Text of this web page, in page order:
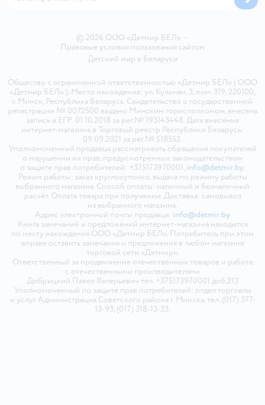
© 2026 ООО «Детмир БЕЛ» •
Правовые условия пользования сайтом
Детский мир в Беларуси
Общество с ограниченной ответственностью «Детмир БЕЛ» ( ООО
«Детмир БЕЛ» ). Место нахождения: ул. Кульман, 3, пом. 319, 220100,
г. Минск, Республика Беларусь. Свидетельство о государственной
регистрации № 0072500 выдано Минским горисполкомом, внесена
запись в ЕГР 01.10.2018 за рег.№ 193143448. Дата внесения
интернет-магазина в Торговый реестр Республики Беларусь:
09.09.2021 за рег.№ 518552.
Уполномоченный продавца рассматривать обращения покупателей
о нарушении их прав, предусмотренных законодательством
о защите прав потребителей: +375173970001, info@detmir.by.
Режим работы: заказ круглосуточно, выдача по режиму работы
выбранного магазина. Способ оплаты: наличный и безналичный
расчёт. Оплата товара при получении. Доставка: самовывоз
из выбранного магазина.
Адрес электронной почты продавца: info@detmir.by
Книга замечаний и предложений интернет-магазина находится
по месту нахождения ООО «Детмир БЕЛ». Потребитель при этом
вправе оставить замечания и предложения в любом магазине
торговой сети «Детмир».
Ответственный за продвижение отечественных товаров и работе
с отечественными производителями
Добрицкий Павел Валерьевич тел. +375173970001 доб.213
Уполномоченный по защите прав потребителей: отдел торговли
и услуг Администрация Советского района г. Минска, тел. (017) 377-
13-93, (017) 318-13-33.